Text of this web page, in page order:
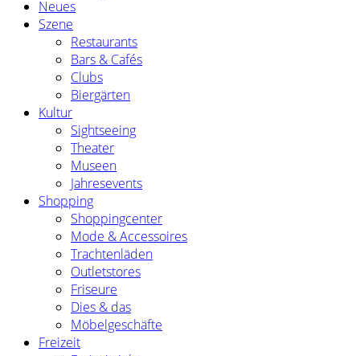
Neues
Szene
Restaurants
Bars & Cafés
Clubs
Biergärten
Kultur
Sightseeing
Theater
Museen
Jahresevents
Shopping
Shoppingcenter
Mode & Accessoires
Trachtenläden
Outletstores
Friseure
Dies & das
Möbelgeschäfte
Freizeit